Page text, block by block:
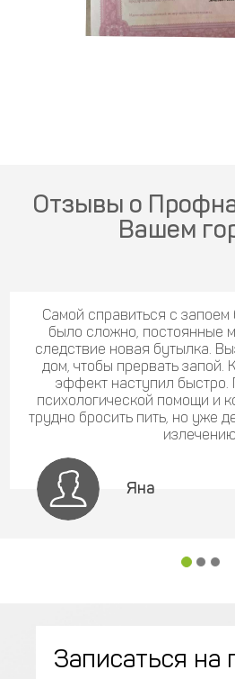
Отзывы о
Вашем
Самой справиться с запоем
было сложно, постоянные
следствие новая бутылка.
дом, чтобы прервать запой.
эффект наступил быстро.
психологической помощи и
трудно бросить пить, но уже
Яна
Записаться на